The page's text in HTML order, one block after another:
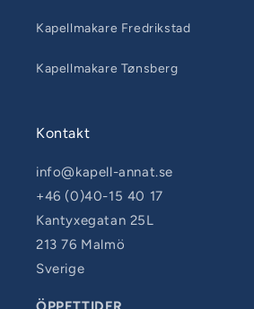
Kapellmakare Fredrikstad
Kapellmakare Tønsberg
Kontakt
info@kapell-annat.se
+46 (0)40-15 40 17
Kantyxegatan 25L
213 76 Malmö
Sverige